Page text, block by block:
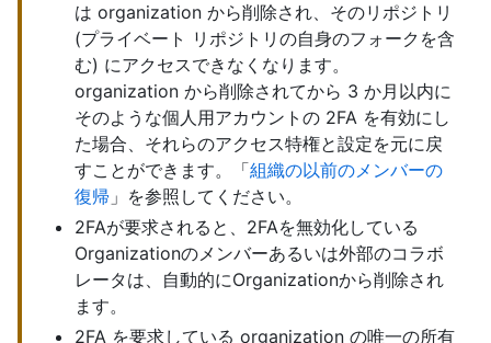
は organization から削除され、そのリポジトリ
(プライベート リポジトリの自身のフォークを含
む) にアクセスできなくなります。
organization から削除されてから 3 か月以内に
そのような個人用アカウントの 2FA を有効にし
た場合、それらのアクセス特権と設定を元に戻
すことができます。「組織の以前のメンバーの
復帰 」を参照してください。
2FAが要求されると、2FAを無効化している
Organizationのメンバーあるいは外部のコラボ
レータは、自動的にOrganizationから削除され
ます。
2FA を要求している organization の唯一の所有